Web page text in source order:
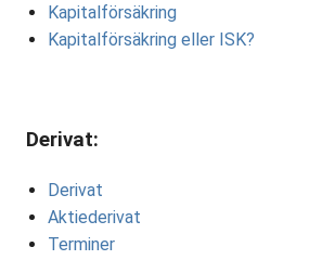
Kapitalförsäkring
Kapitalförsäkring eller ISK?
Derivat:
Derivat
Aktiederivat
Terminer